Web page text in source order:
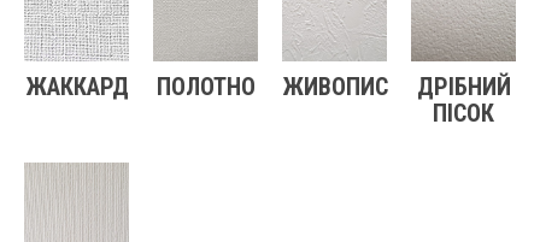
ЖАККАРД ПОЛОТНО ЖИВОПИС
ДРІБНИЙ
ПІСОК